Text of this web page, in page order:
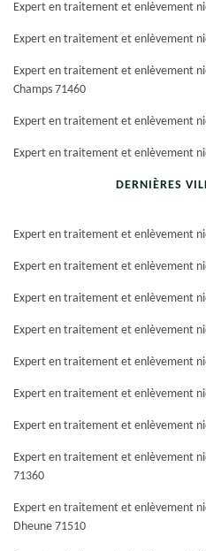
Expert en traitement et enlèvement
Expert en traitement et enlèvement
Expert en traitement et enlèvement
Champs 71460
Expert en traitement et enlèvement
Expert en traitement et enlèvement
DERNIÈRES
Expert en traitement et enlèvement
Expert en traitement et enlèvement
Expert en traitement et enlèvement
Expert en traitement et enlèvement
Expert en traitement et enlèvement
Expert en traitement et enlèvement
Expert en traitement et enlèvement
Expert en traitement et enlèvement
71360
Expert en traitement et enlèvement
Dheune 71510